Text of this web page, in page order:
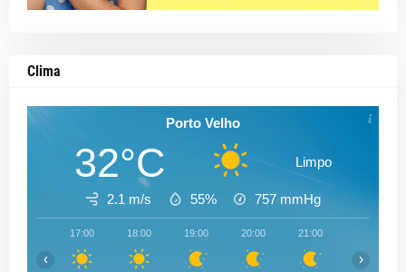
Clima
Porto Velho
32°C Limpo
2.1 m/s 55% 757 mmHg
17:00 18:00 19:00 20:00 21:00
‹ ›